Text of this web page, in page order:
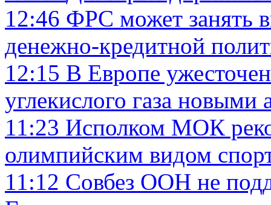
12:46 ФРС может занять
денежно-кредитной
12:15 В Европе
углекислого газа новыми
11:23 Исполком МОК
олимпийским видом
11:12 Совбез ООН не